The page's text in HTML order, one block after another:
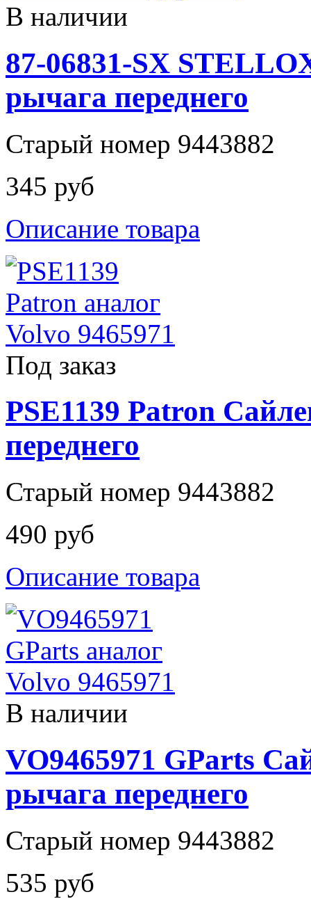
В наличии
87-06831-SX
рычага переднего
Старый номер 9443882
345 руб
Описание товара
Под заказ
PSE1139 Patron
переднего
Старый номер 9443882
490 руб
Описание товара
В наличии
VO9465971 GParts
рычага переднего
Старый номер 9443882
535 руб